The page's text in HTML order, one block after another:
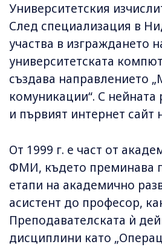
Университетския
След специализация в
участва в изграждането
университетската
създава направлението
комуникации“. С нейната
и първият интернет сайт
От 1999 г. е част от
ФМИ, където преминава
етапи на академично
асистент до професор,
Преподавателската ѝ
дисциплини като